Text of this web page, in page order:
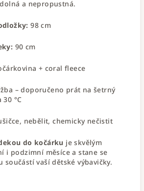
a nepropustná.
98 cm
90 cm
+ coral fleece
– doporučeno prát na šetrný
°C
nebělit, chemicky nečistit
do kočárku je skvělým
i podzimní měsíce a stane se
součástí vaší dětské výbavičky.